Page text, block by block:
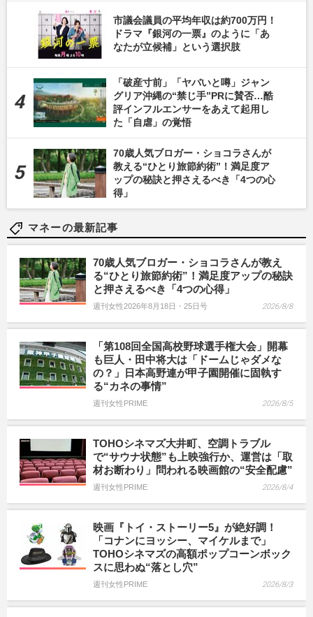
市議会議員の平均年収は約700万円！
ドラマ『銀河の一票』のように「あ
なたが立候補」という選択肢
「破産寸前」「ヤバいと噂」ジャン
グリア沖縄の“禁じ手”PRに賛否…酷
評インフルエンサーをあえて起用し
た「自虐」の覚悟
70歳人気ブロガー・ショコラさんが
教える“ひとり旅節約術”！満足度ア
ップの秘訣と押さえるべき「4つの心
得」
マネーの最新記事
70歳人気ブロガー・ショコラさんが教え
る“ひとり旅節約術”！満足度アップの秘訣
と押さえるべき「4つの心得」
週刊女性2026年8月18日・25日号 2026/8/8
「第108回全国高校野球選手権大会」開幕
も巨人・田中将大は「ドームじゃダメな
の？」日本高野連が甲子園開催に固執す
る“カネの事情”
週刊女性PRIME 2026/8/5
TOHOシネマズ大井町、空調トラブル
で“サウナ状態”も上映強行か、運営は「取
材お断わり」問われる映画館の“安全配慮”
週刊女性PRIME 2026/8/4
映画『トイ・ストーリー5』が絶好調！
「コナンにヨッシー、マイケルまで」
TOHOシネマズの高額ポップコーンボック
スに思わぬ“落とし穴”
週刊女性PRIME 2026/8/3